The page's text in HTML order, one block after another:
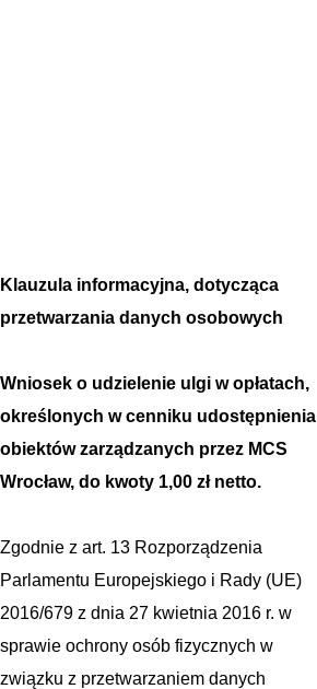
Klauzula informacyjna, dotycząca
przetwarzania danych osobowych
Wniosek o udzielenie ulgi w opłatach,
określonych w cenniku udostępnienia
obiektów zarządzanych przez MCS
Wrocław, do kwoty 1,00 zł netto.
Zgodnie z art. 13 Rozporządzenia
Parlamentu Europejskiego i Rady (UE)
2016/679 z dnia 27 kwietnia 2016 r. w
sprawie ochrony osób fizycznych w
związku z przetwarzaniem danych